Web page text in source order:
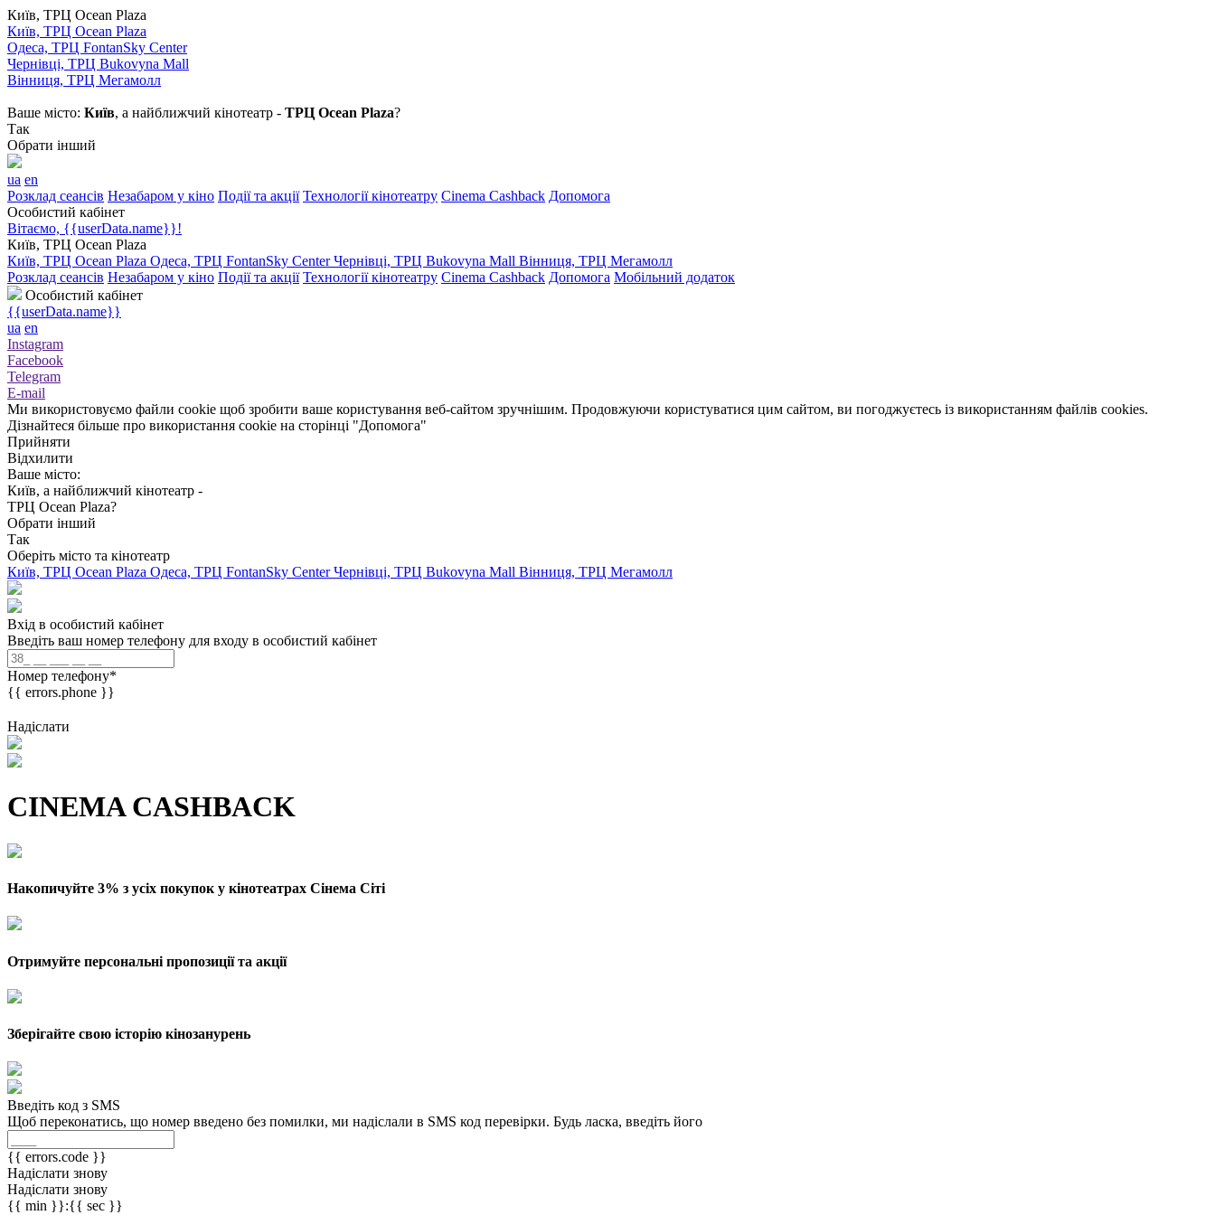
Київ, ТРЦ Ocean Plaza
Київ, ТРЦ Ocean Plaza
Одеса, ТРЦ FontanSky Center
Чернівці, ТРЦ Bukovyna Mall
Вінниця, ТРЦ Мегамолл
Ваше місто: Київ, а найближчий кінотеатр - ТРЦ Ocean Plaza?
Так
Обрати інший
ua en
Розклад сеансів Незабаром у кіно Події та акції Технології кінотеатру Cinema Cashback Допомога
Особистий кабінет
Вітаємо, {{userData.name}}!
Київ, ТРЦ Ocean Plaza
Київ, ТРЦ Ocean Plaza Одеса, ТРЦ FontanSky CenterЧернівці, ТРЦ Bukovyna Mall Вінниця, ТРЦ Мегамолл
Розклад сеансів Незабаром у кіно Події та акції Технології кінотеатру Cinema Cashback Допомога Мобільний додаток
Особистий кабінет
{{userData.name}}
ua en
Instagram
Facebook
Telegram
E-mail
Ми використовуємо файли cookie щоб зробити ваше користування веб-сайтом зручнішим. Продовжуючи користуватися цим сайтом, ви погоджуєтесь із використанням файлів cookies.
Дізнайтеся більше про використання cookie на сторінці "Допомога"
Прийняти
Відхилити
Ваше місто:
Київ, а найближчий кінотеатр -
ТРЦ Ocean Plaza?
Обрати інший
Так
Оберіть місто та кінотеатр
Київ, ТРЦ Ocean Plaza Одеса, ТРЦ FontanSky CenterЧернівці, ТРЦ Bukovyna Mall Вінниця, ТРЦ Мегамолл
Вхід в особистий кабінет
Введіть ваш номер телефону для входу в особистий кабінет
Номер телефону*
{{ errors.phone }}
Надіслати
CINEMA CASHBACK
Накопичуйте 3% з усіх покупок у кінотеатрах Сінема Сіті
Отримуйте персональні пропозиції та акції
Зберігайте свою історію кінозанурень
Введіть код з SMS
Щоб переконатись, що номер введено без помилки, ми надіслали в SMS код перевірки. Будь ласка, введіть його
{{ errors.code }}
Надіслати знову
Надіслати знову
{{ min }}:{{ sec }}